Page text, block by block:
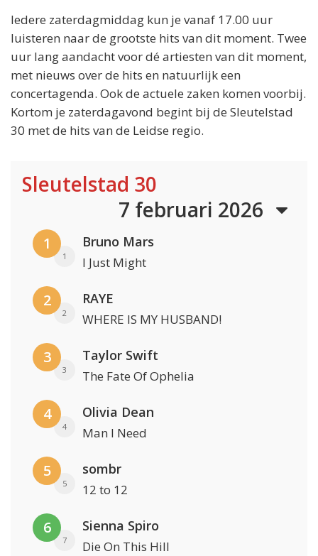
Iedere zaterdagmiddag kun je vanaf 17.00 uur
luisteren naar de grootste hits van dit moment. Twee
uur lang aandacht voor dé artiesten van dit moment,
met nieuws over de hits en natuurlijk een
concertagenda. Ook de actuele zaken komen voorbij.
Kortom je zaterdagavond begint bij de Sleutelstad
30 met de hits van de Leidse regio.
Sleutelstad 30
7 februari 2026
1
1
Bruno Mars
I Just Might
2
2
RAYE
WHERE IS MY HUSBAND!
3
3
Taylor Swift
The Fate Of Ophelia
4
4
Olivia Dean
Man I Need
5
5
sombr
12 to 12
6
7
Sienna Spiro
Die On This Hill